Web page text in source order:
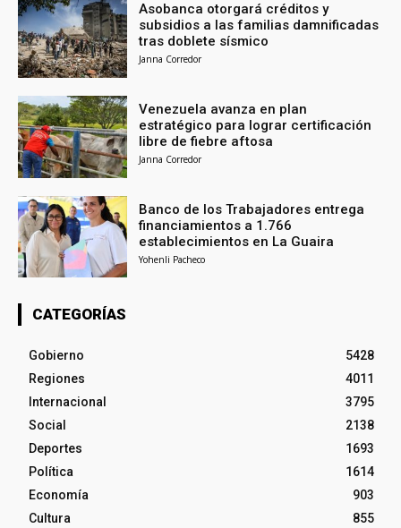
Asobanca otorgará créditos y
subsidios a las familias damnificadas
tras doblete sísmico
Janna Corredor
Venezuela avanza en plan
estratégico para lograr certificación
libre de fiebre aftosa
Janna Corredor
Banco de los Trabajadores entrega
financiamientos a 1.766
establecimientos en La Guaira
Yohenli Pacheco
CATEGORÍAS
Gobierno
5428
Regiones
4011
Internacional
3795
Social
2138
Deportes
1693
Política
1614
Economía
903
Cultura
855